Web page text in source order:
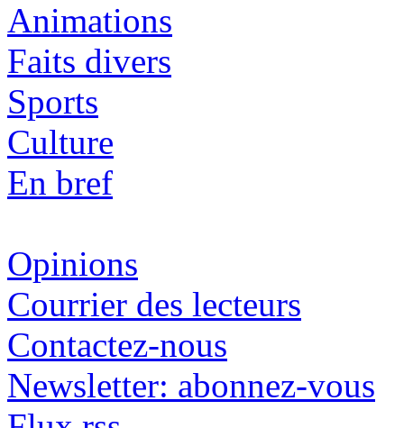
Animations
Faits divers
Sports
Culture
En bref
Opinions
Courrier des lecteurs
Contactez-nous
Newsletter: abonnez-vous